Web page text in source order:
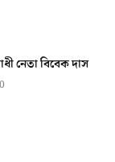
নেতা বিবেক দাস
0